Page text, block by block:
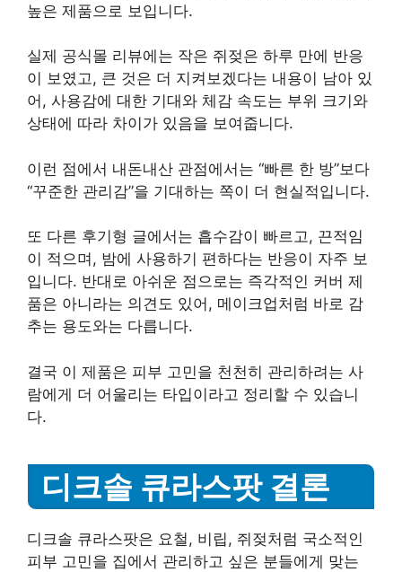
높은 제품으로 보입니다.
실제 공식몰 리뷰에는 작은 쥐젖은 하루 만에 반응
이 보였고, 큰 것은 더 지켜보겠다는 내용이 남아 있
어, 사용감에 대한 기대와 체감 속도는 부위 크기와
상태에 따라 차이가 있음을 보여줍니다.
이런 점에서 내돈내산 관점에서는 “빠른 한 방”보다
“꾸준한 관리감”을 기대하는 쪽이 더 현실적입니다.
또 다른 후기형 글에서는 흡수감이 빠르고, 끈적임
이 적으며, 밤에 사용하기 편하다는 반응이 자주 보
입니다. 반대로 아쉬운 점으로는 즉각적인 커버 제
품은 아니라는 의견도 있어, 메이크업처럼 바로 감
추는 용도와는 다릅니다.
결국 이 제품은 피부 고민을 천천히 관리하려는 사
람에게 더 어울리는 타입이라고 정리할 수 있습니
다.
디크솔 큐라스팟 결론
디크솔 큐라스팟은 요철, 비립, 쥐젖처럼 국소적인
피부 고민을 집에서 관리하고 싶은 분들에게 맞는